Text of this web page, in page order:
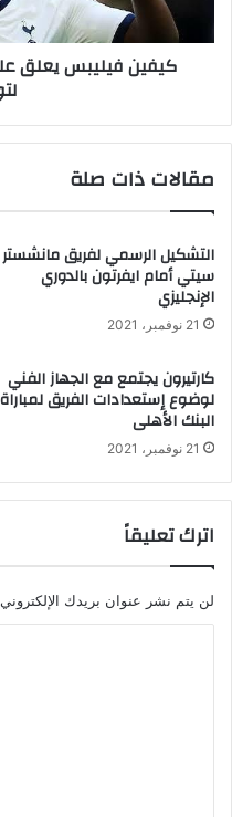
كيفين فيليبس يعلق
مقالات ذات صلة
التشكيل الرسمي لفريق مانشستر
سيتي أمام ايفرتون بالدوري
الإنجليزي
21 نوفمبر، 2021
كارتيرون يجتمع مع الجهاز الفني
لوضوع إستعدادات الفريق لمباراة
البنك الأهلى
21 نوفمبر، 2021
اترك تعليقاً
لن يتم نشر عنوان بريدك